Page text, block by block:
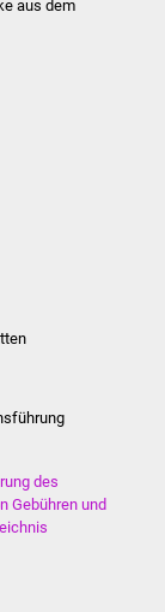
aus dem
des
Gebühren und